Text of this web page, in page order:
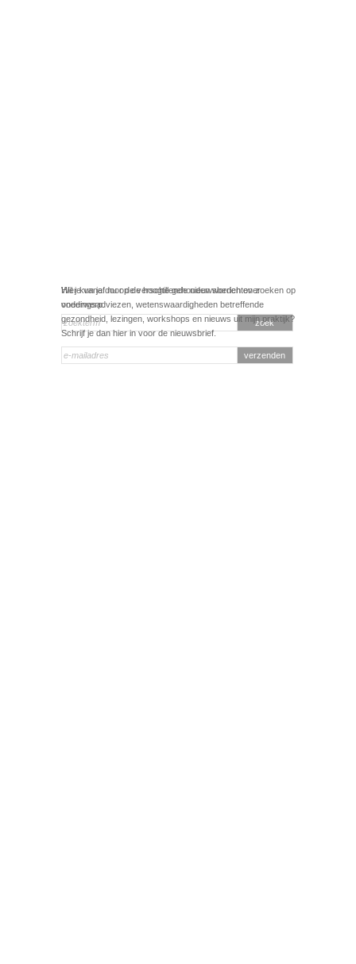
Hier kun je door de verschillende nieuwsberichten zoeken op
onderwerp.
Wil je vanaf nu op de hoogte gehouden worden over
voedingsadviezen, wetenswaardigheden betreffende
gezondheid, lezingen, workshops en nieuws uit mijn praktijk?
Schrijf je dan hier in voor de nieuwsbrief.